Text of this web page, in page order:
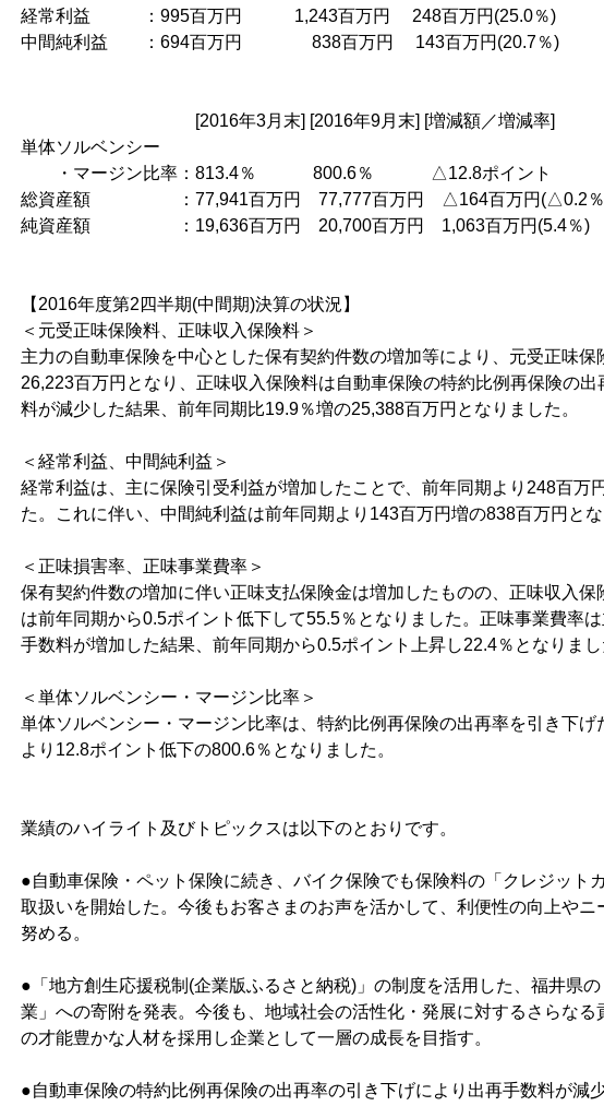
経常利益 ：995百万円 1,243百万円 248百万円(25.0％)
中間純利益 ：694百万円 838百万円 143百万円(20.7％)
[2016年3月末] [2016年9月末] [増減額／増減率]
単体ソルベンシー
・マージン比率：813.4％ 800.6％ △12.8ポイント
総資産額 ：77,941百万円 77,777百万円 △164百万円(△0.2
純資産額 ：19,636百万円 20,700百万円 1,063百万円(5.4％)
【2016年度第2四半期(中間期)決算の状況】
＜元受正味保険料、正味収入保険料＞
主力の自動車保険を中心とした保有契約件数の増加等により、元受正味
26,223百万円となり、正味収入保険料は自動車保険の特約比例再保険の
料が減少した結果、前年同期比19.9％増の25,388百万円となりました。
＜経常利益、中間純利益＞
経常利益は、主に保険引受利益が増加したことで、前年同期より248百万
た。これに伴い、中間純利益は前年同期より143百万円増の838百万円とな
＜正味損害率、正味事業費率＞
保有契約件数の増加に伴い正味支払保険金は増加したものの、正味収入
は前年同期から0.5ポイント低下して55.5％となりました。正味事業費率
手数料が増加した結果、前年同期から0.5ポイント上昇し22.4％となりまし
＜単体ソルベンシー・マージン比率＞
単体ソルベンシー・マージン比率は、特約比例再保険の出再率を引き下
より12.8ポイント低下の800.6％となりました。
業績のハイライト及びトピックスは以下のとおりです。
●自動車保険・ペット保険に続き、バイク保険でも保険料の「クレジット
取扱いを開始した。今後もお客さまのお声を活かして、利便性の向上やニ
努める。
●「地方創生応援税制(企業版ふるさと納税)」の制度を活用した、福井県
業」への寄附を発表。今後も、地域社会の活性化・発展に対するさらな
の才能豊かな人材を採用し企業として一層の成長を目指す。
●自動車保険の特約比例再保険の出再率の引き下げにより出再手数料が減